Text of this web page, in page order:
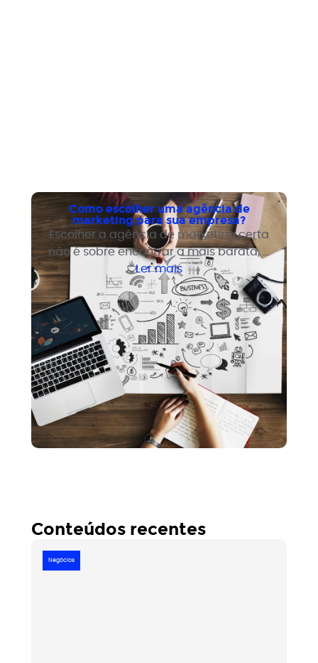
Como escolher uma agência de
marketing para sua empresa?
Escolher a agência de marketing certa
não é sobre encontrar a mais barata, a
mais famosa ou a que tem o portfólio
mais bonito. É sobre encontrar a que
entende o seu tipo de negócio, trabalha
com estratégia antes de execução e
sabe o que significa gerar resultado
para uma empresa como a sua.
Ler mais
Conteúdos recentes
Negócios